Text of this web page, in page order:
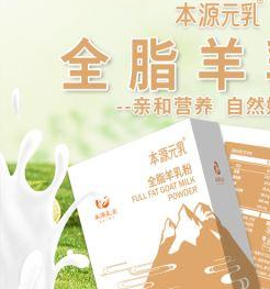
与此同时，目
业，对于新进
来，骆驼奶行
国内骆驼奶市
近年来，随着